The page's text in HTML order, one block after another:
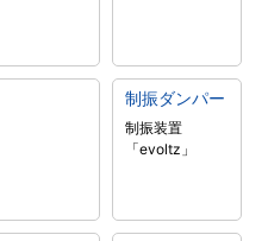
制振ダンパー
制振装置
「evoltz」